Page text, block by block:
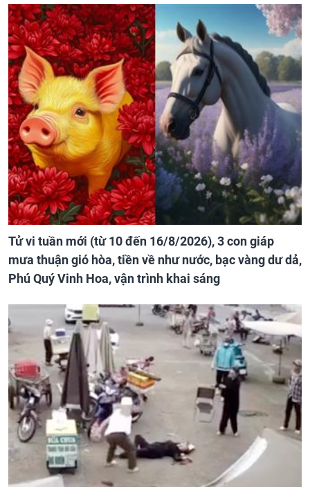
Tử vi tuần mới (từ 10 đến 16/8/2026), 3 con giáp
mưa thuận gió hòa, tiền về như nước, bạc vàng dư dả,
Phú Quý Vinh Hoa, vận trình khai sáng